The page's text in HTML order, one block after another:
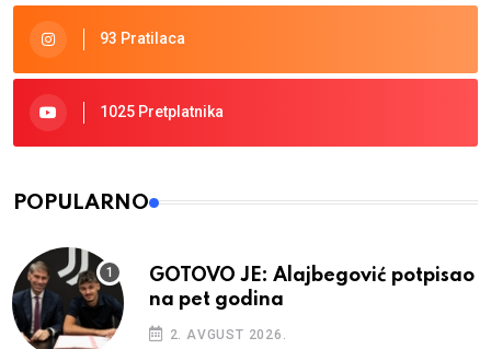
93 Pratilaca
1025 Pretplatnika
POPULARNO
GOTOVO JE: Alajbegović potpisao
na pet godina
2. AVGUST 2026.